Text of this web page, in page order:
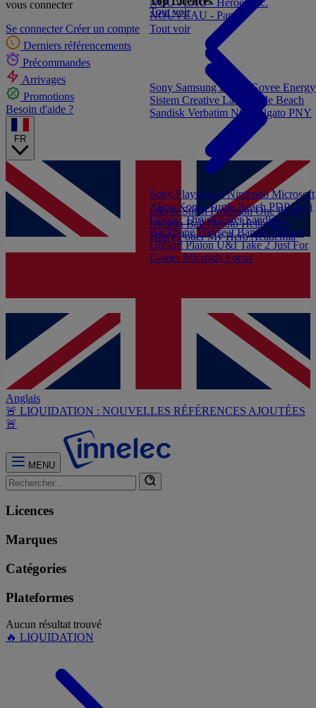
vous connecter
Se connecter Créer un compte
Derniers référencements
Précommandes
Arrivages
Promotions
Besoin d'aide ?
FR
Anglais
🚨 LIQUIDATION : NOUVELLES RÉFÉRENCES AJOUTÉES
🚨
MENU
Licences
Marques
Catégories
Plateformes
Aucun résultat trouvé
🔥 LIQUIDATION
NOUVEAU - Heroes Inc.
NOUVEAU - Panini
Tout voir
Sony PlaystationNintendoMicrosoft
XboxKonixTurtle BeachPDPHori
CorsairThrustmasterSandisk
BackbonePlayseatBandai Namco
UbisoftPlaionU&ITake 2Just For
Games Microids Focus
Tout voir
Lilo & StitchPokémonOne Piece
Dragon BallNarutoHello Kitty
Harry PotterMy Hero Academia
Sony SamsungKonix Govee Energy
Sistem Creative Labs
Turtle Beach
Sandisk Verbatim NGS Elgato PNY